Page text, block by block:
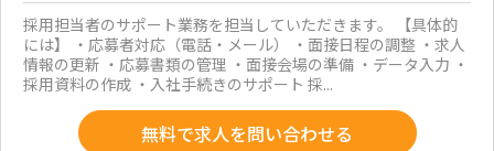
採用担当者のサポート業務を担当していただきます。 【具体的
には】 ・応募者対応（電話・メール） ・面接日程の調整 ・求人
情報の更新 ・応募書類の管理 ・面接会場の準備 ・データ入力 ・
採用資料の作成 ・入社手続きのサポート 採...
無料で求人を問い合わせる